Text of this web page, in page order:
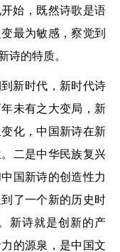
始，既然诗歌是语
最为敏感，察觉到
诗的特质。
新时代，新时代诗
未有之大变局，新
化，中国新诗在新
二是中华民族复兴
国新诗的创造性力
了一个新的历史时
新诗就是创新的产
的源泉，是中国文